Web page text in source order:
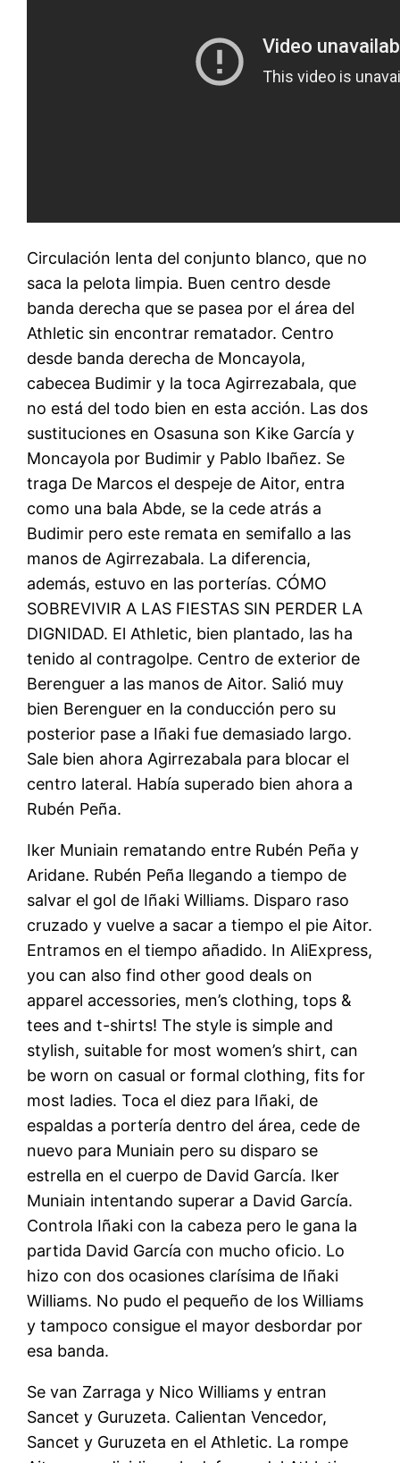
Circulación lenta del conjunto blanco, que no
saca la pelota limpia. Buen centro desde
banda derecha que se pasea por el área del
Athletic sin encontrar rematador. Centro
desde banda derecha de Moncayola,
cabecea Budimir y la toca Agirrezabala, que
no está del todo bien en esta acción. Las dos
sustituciones en Osasuna son Kike García y
Moncayola por Budimir y Pablo Ibañez. Se
traga De Marcos el despeje de Aitor, entra
como una bala Abde, se la cede atrás a
Budimir pero este remata en semifallo a las
manos de Agirrezabala. La diferencia,
además, estuvo en las porterías. CÓMO
SOBREVIVIR A LAS FIESTAS SIN PERDER LA
DIGNIDAD. El Athletic, bien plantado, las ha
tenido al contragolpe. Centro de exterior de
Berenguer a las manos de Aitor. Salió muy
bien Berenguer en la conducción pero su
posterior pase a Iñaki fue demasiado largo.
Sale bien ahora Agirrezabala para blocar el
centro lateral. Había superado bien ahora a
Rubén Peña.
Iker Muniain rematando entre Rubén Peña y
Aridane. Rubén Peña llegando a tiempo de
salvar el gol de Iñaki Williams. Disparo raso
cruzado y vuelve a sacar a tiempo el pie Aitor.
Entramos en el tiempo añadido. In AliExpress,
you can also find other good deals on
apparel accessories, men’s clothing, tops &
tees and t-shirts! The style is simple and
stylish, suitable for most women’s shirt, can
be worn on casual or formal clothing, fits for
most ladies. Toca el diez para Iñaki, de
espaldas a portería dentro del área, cede de
nuevo para Muniain pero su disparo se
estrella en el cuerpo de David García. Iker
Muniain intentando superar a David García.
Controla Iñaki con la cabeza pero le gana la
partida David García con mucho oficio. Lo
hizo con dos ocasiones clarísima de Iñaki
Williams. No pudo el pequeño de los Williams
y tampoco consigue el mayor desbordar por
esa banda.
Se van Zarraga y Nico Williams y entran
Sancet y Guruzeta. Calientan Vencedor,
Sancet y Guruzeta en el Athletic. La rompe